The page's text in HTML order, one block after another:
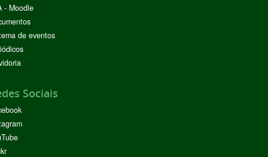
- Moodle
de eventos
Sociais